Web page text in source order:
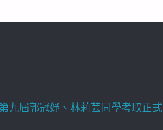
九屆郭冠妤、林莉芸同學考取正式